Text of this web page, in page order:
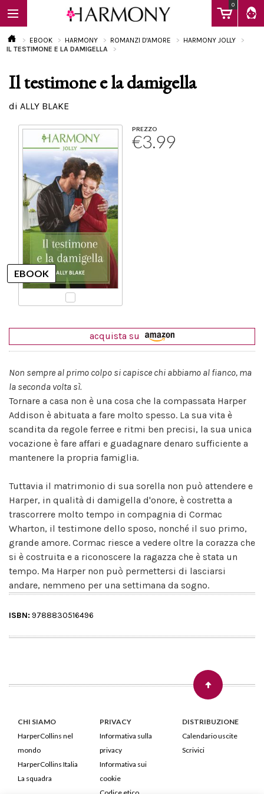
0
EBOOK
Calendario
EBOOK HARMONY ROMANZI D'AMORE
HARMONY JOLLY
IL TESTIMONE E LA DAMIGELLA
Il testimone e la damigella
di ALLY BLAKE
PREZZO
€3.99
acquista su
Non sempre al primo colpo si capisce chi abbiamo al fianco, ma
la seconda volta sì.
Tornare a casa non è una cosa che la compassata Harper
Addison è abituata a fare molto spesso. La sua vita è
scandita da regole ferree e ritmi ben precisi, la sua unica
vocazione è fare affari e guadagnare denaro sufficiente a
mantenere la propria famiglia.
Tuttavia il matrimonio di sua sorella non può attendere e
Harper, in qualità di damigella d'onore, è costretta a
trascorrere molto tempo in compagnia di Cormac
Wharton, il testimone dello sposo, nonché il suo primo,
grande amore. Cormac riesce a vedere oltre la corazza che
si è costruita e a riconoscere la ragazza che è stata un
tempo. Ma Harper non può permettersi di lasciarsi
andare, nemmeno per una settimana da sogno.
ISBN: 9788830516496
CHI SIAMO
HarperCollins nel
mondo
HarperCollins Italia
La squadra
PRIVACY
Informativa sulla
privacy
Informativa sui
cookie
DISTRIBUZIONE
Calendario uscite
Scrivici